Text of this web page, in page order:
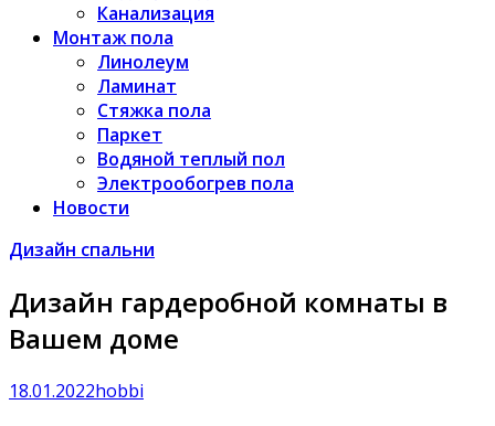
Канализация
Монтаж пола
Линолеум
Ламинат
Стяжка пола
Паркет
Водяной теплый пол
Электрообогрев пола
Новости
Дизайн спальни
Дизайн гардеробной комнаты в
Вашем доме
18.01.2022hobbi